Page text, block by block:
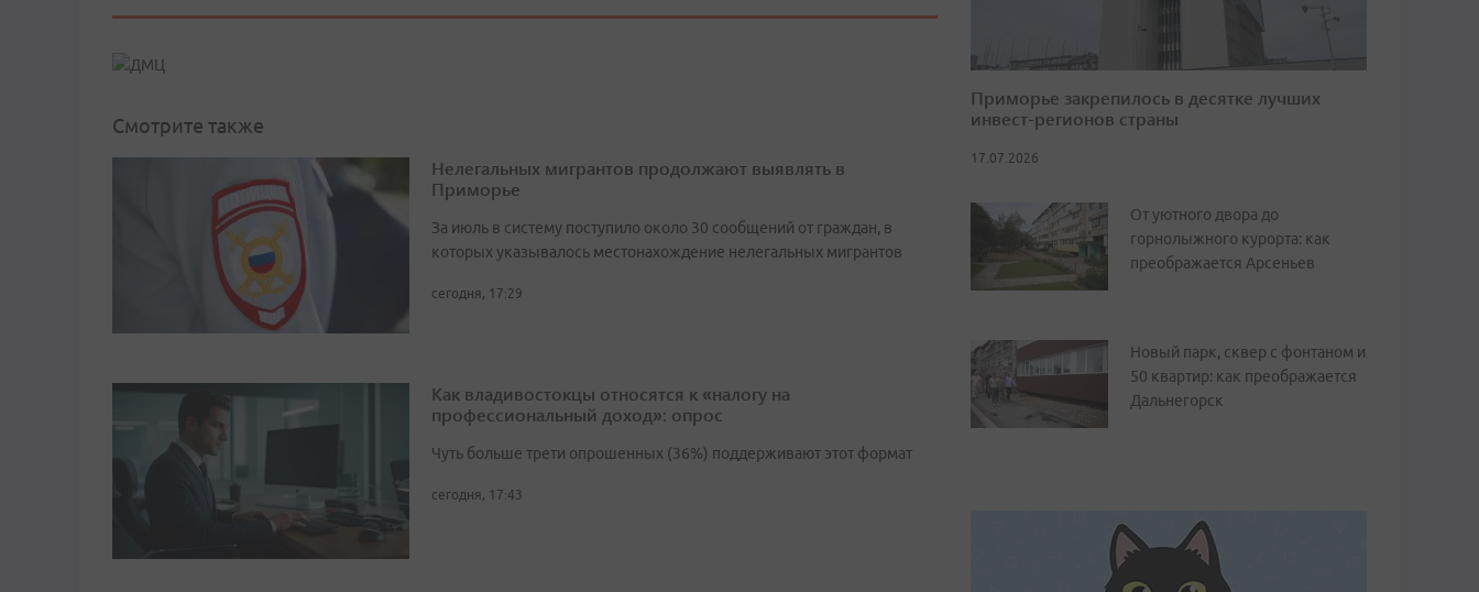
Смотрите также
Нелегальных мигрантов продолжают выявлять в
Приморье
За июль в систему поступило около 30 сообщений от граждан, в
которых указывалось местонахождение нелегальных мигрантов
сегодня, 17:29
Как владивостокцы относятся к «налогу на
профессиональный доход»: опрос
Чуть больше трети опрошенных (36%) поддерживают этот формат
сегодня, 17:43
Приморье закрепилось в десятке лучших
инвест-регионов страны
17.07.2026
От уютного двора до
горнолыжного курорта: как
преображается Арсеньев
Новый парк, сквер с фонтаном и
50 квартир: как преображается
Дальнегорск